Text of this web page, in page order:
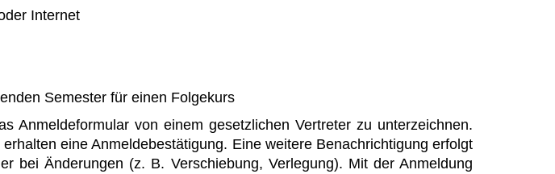
Internet
Semester für einen Folgekurs
Anmeldeformular von einem gesetzlichen Vertreter zu unterzeichnen.
eine Anmeldebestätigung. Eine weitere Benachrichtigung erfolgt
bei Änderungen (z. B. Verschiebung, Verlegung). Mit der Anmeldung